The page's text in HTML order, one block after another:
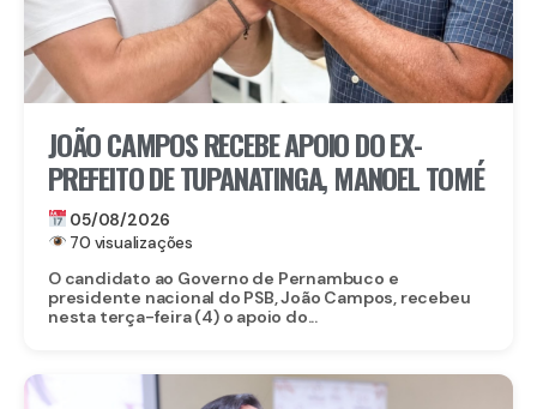
JOÃO CAMPOS RECEBE APOIO DO EX-
PREFEITO DE TUPANATINGA, MANOEL TOMÉ
05/08/2026
70 visualizações
O candidato ao Governo de Pernambuco e
presidente nacional do PSB, João Campos, recebeu
nesta terça-feira (4) o apoio do...